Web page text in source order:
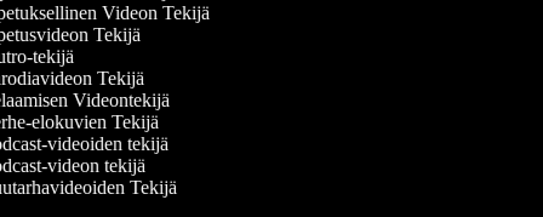
Videon Tekijä
Tekijä
tekijä
Tekijä
Videontekijä
elokuvien Tekijä
videoiden tekijä
videon tekijä
Tekijä